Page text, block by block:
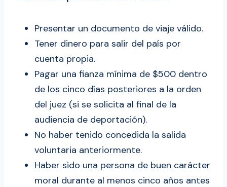
Presentar un documento de viaje válido.
Tener dinero para salir del país por
cuenta propia.
Pagar una fianza mínima de $500 dentro
de los cinco días posteriores a la orden
del juez (si se solicita al final de la
audiencia de deportación).
No haber tenido concedida la salida
voluntaria anteriormente.
Haber sido una persona de buen carácter
moral durante al menos cinco años antes